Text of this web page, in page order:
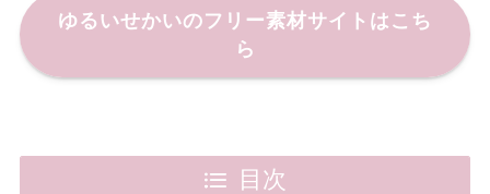
ゆるいせかいのフリー素材サイトはこち
ら
目次